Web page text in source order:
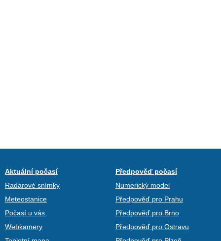
Aktuální počasí
Radarové snímky
Meteostanice
Počasí u vás
Webkamery
Předpověď počasí
Numerický model
Předpověď pro Prahu
Předpověď pro Brno
Předpověď pro Ostravu